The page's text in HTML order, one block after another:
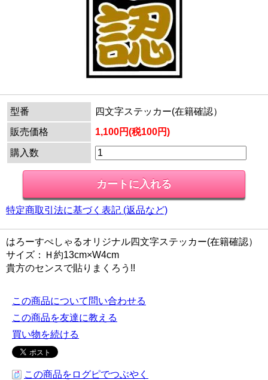
型番
四文字ステッカー(在籍確認）
販売価格
1,100円(税100円)
購入数
特定商取引法に基づく表記 (返品など)
はろーすぺしゃるオリジナル四文字ステッカー(在籍確認）
サイズ：Ｈ約13cm×W4cm
貴方のセンスで貼りまくろう!!
この商品について問い合わせる
この商品を友達に教える
買い物を続ける
この商品をログピでつぶやく